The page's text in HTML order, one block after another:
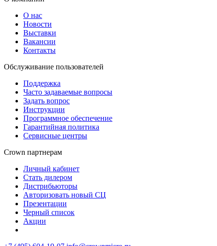
О нас
Новости
Выставки
Вакансии
Контакты
Обслуживание пользователей
Поддержка
Часто задаваемые вопросы
Задать вопрос
Инструкции
Программное обеспечение
Гарантийная политика
Сервисные центры
Crown партнерам
Личный кабинет
Стать дилером
Дистрибьюторы
Авторизовать новый СЦ
Презентации
Черный список
Акции